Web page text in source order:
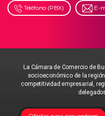
Teléfono (PBX) E-
La Cámara de Comercio de
socioeconómico de la
competitividad empresarial,